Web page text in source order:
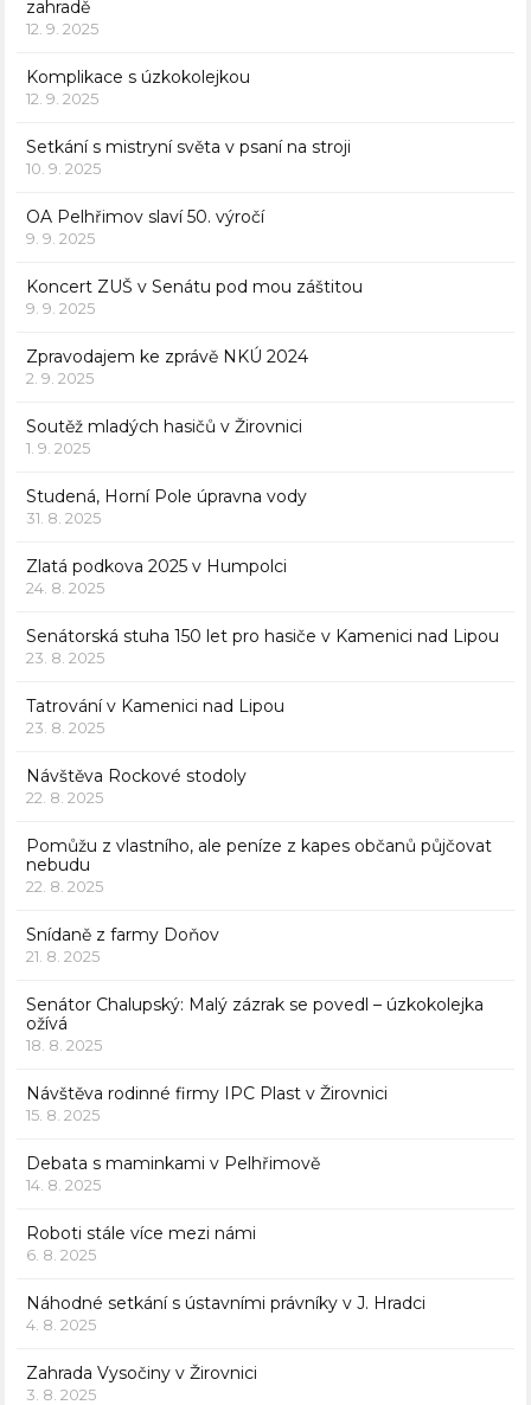
zahradě
12. 9. 2025
Komplikace s úzkokolejkou
12. 9. 2025
Setkání s mistryní světa v psaní na stroji
10. 9. 2025
OA Pelhřimov slaví 50. výročí
9. 9. 2025
Koncert ZUŠ v Senátu pod mou záštitou
9. 9. 2025
Zpravodajem ke zprávě NKÚ 2024
2. 9. 2025
Soutěž mladých hasičů v Žirovnici
1. 9. 2025
Studená, Horní Pole úpravna vody
31. 8. 2025
Zlatá podkova 2025 v Humpolci
24. 8. 2025
Senátorská stuha 150 let pro hasiče v Kamenici nad Lipou
23. 8. 2025
Tatrování v Kamenici nad Lipou
23. 8. 2025
Návštěva Rockové stodoly
22. 8. 2025
Pomůžu z vlastního, ale peníze z kapes občanů půjčovat
nebudu
22. 8. 2025
Snídaně z farmy Doňov
21. 8. 2025
Senátor Chalupský: Malý zázrak se povedl – úzkokolejka
ožívá
18. 8. 2025
Návštěva rodinné firmy IPC Plast v Žirovnici
15. 8. 2025
Debata s maminkami v Pelhřimově
14. 8. 2025
Roboti stále více mezi námi
6. 8. 2025
Náhodné setkání s ústavními právníky v J. Hradci
4. 8. 2025
Zahrada Vysočiny v Žirovnici
3. 8. 2025